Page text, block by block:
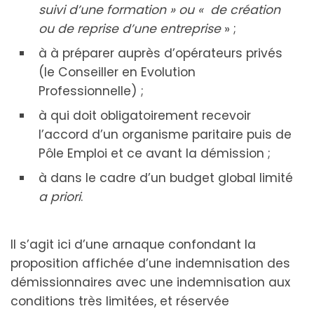
suivi d’une formation » ou « de création
ou de reprise d’une entreprise» ;
à à préparer auprès d’opérateurs privés
(le Conseiller en Evolution
Professionnelle) ;
à qui doit obligatoirement recevoir
l’accord d’un organisme paritaire puis de
Pôle Emploi et ce avant la démission ;
à dans le cadre d’un budget global limité
a priori.
Il s’agit ici d’une arnaque confondant la
proposition affichée d’une indemnisation des
démissionnaires avec une indemnisation aux
conditions très limitées, et réservée